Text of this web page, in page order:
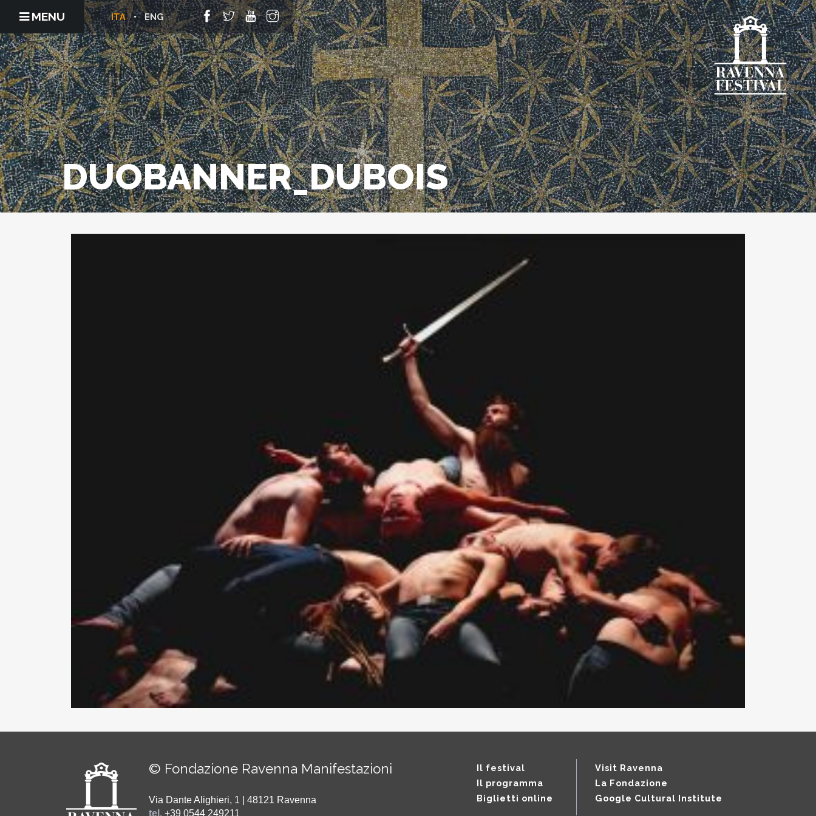
MENU ENG
ITA
DUOBANNER_DUBOIS
© Fondazione Ravenna Manifestazioni
Via Dante Alighieri, 1 | 48121 Ravenna
tel. +39 0544 249211
Il festival
Il programma
Biglietti online
Visit Ravenna
La Fondazione
Google Cultural Institute